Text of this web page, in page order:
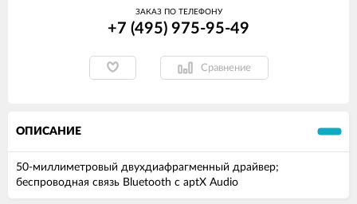
ЗАКАЗ ПО ТЕЛЕФОНУ
+7 (495) 975-95-49
Сравнение
ОПИСАНИЕ
50-миллиметровый двухдиафрагменный драйвер;
беспроводная связь Bluetooth с aptX Audio